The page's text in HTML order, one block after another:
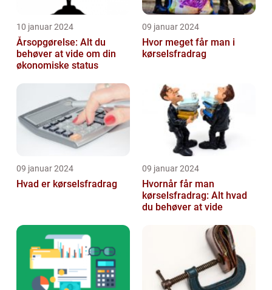
10 januar 2024
Årsopgørelse: Alt du
behøver at vide om din
økonomiske status
09 januar 2024
Hvor meget får man i
kørselsfradrag
09 januar 2024
Hvad er kørselsfradrag
09 januar 2024
Hvornår får man
kørselsfradrag: Alt hvad
du behøver at vide